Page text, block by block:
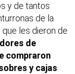
y de tantos
de la
les dieron de
de
compraron
y cajas